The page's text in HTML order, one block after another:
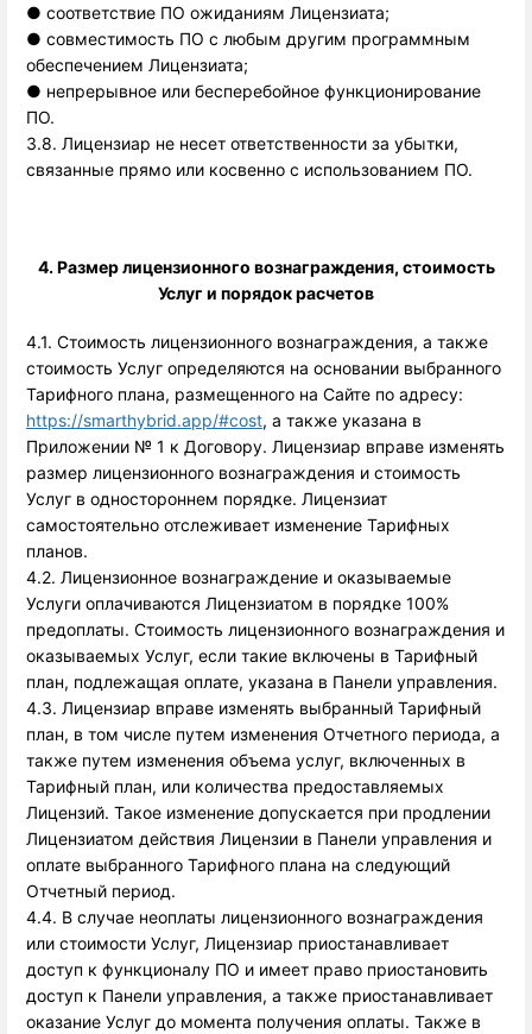
● соответствие ПО ожиданиям Лицензиата;
● совместимость ПО с любым другим программным
обеспечением Лицензиата;
● непрерывное или бесперебойное функционирование
ПО.
3.8. Лицензиар не несет ответственности за убытки,
связанные прямо или косвенно с использованием ПО.
4. Размер лицензионного вознаграждения, стоимость
Услуг и порядок расчетов
4.1. Стоимость лицензионного вознаграждения, а также
стоимость Услуг определяются на основании выбранного
https://smarthybrid.app/#cost, а также указана в
Приложении № 1 к Договору. Лицензиар вправе изменять
размер лицензионного вознаграждения и стоимость
Услуг в одностороннем порядке. Лицензиат
самостоятельно отслеживает изменение Тарифных
планов.
4.2. Лицензионное вознаграждение и оказываемые
Услуги оплачиваются Лицензиатом в порядке 100%
предоплаты. Стоимость лицензионного вознаграждения и
оказываемых Услуг, если такие включены в Тарифный
план, подлежащая оплате, указана в Панели управления.
4.3. Лицензиар вправе изменять выбранный Тарифный
план, в том числе путем изменения Отчетного периода, а
также путем изменения объема услуг, включенных в
Тарифный план, или количества предоставляемых
Лицензий. Такое изменение допускается при продлении
Лицензиатом действия Лицензии в Панели управления и
оплате выбранного Тарифного плана на следующий
Отчетный период.
4.4. В случае неоплаты лицензионного вознаграждения
или стоимости Услуг, Лицензиар приостанавливает
доступ к функционалу ПО и имеет право приостановить
доступ к Панели управления, а также приостанавливает
оказание Услуг до момента получения оплаты. Также в